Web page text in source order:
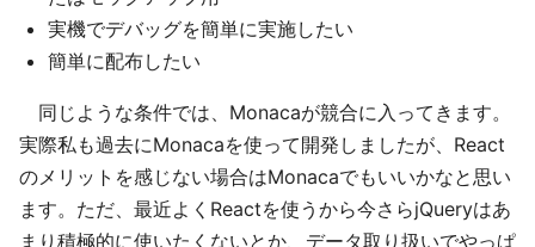
実機でデバッグを簡単に実施したい
簡単に配布したい
同じような条件では、Monacaが競合に入ってきます。
実際私も過去にMonacaを使って開発しましたが、React
のメリットを感じない場合はMonacaでもいいかなと思い
ます。ただ、最近よくReactを使うから今さらjQueryはあ
まり積極的に使いたくないとか、データ取り扱いでやっぱ